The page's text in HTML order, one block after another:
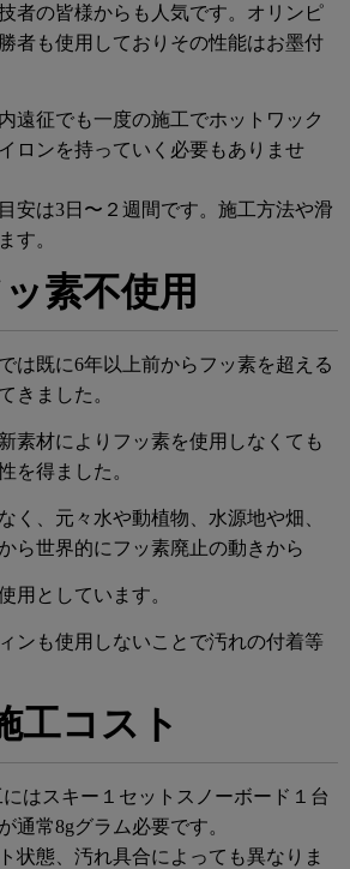
者の皆様からも人気です。オリンピ
者も使用しておりその性能はお墨付
遠征でも一度の施工でホットワック
ロンを持っていく必要もありませ
安は3日〜２週間です。施工方法や滑
す。
素不使用
は既に6年以上前からフッ素を超える
きました。
素材によりフッ素を使用しなくても
を得ました。
く、元々水や動植物、水源地や畑、
ら世界的にフッ素廃止の動きから
用としています。
ンも使用しないことで汚れの付着等
工コスト
はスキー１セットスノーボード１台
通常8gグラム必要です。
状態、汚れ具合によっても異なりま